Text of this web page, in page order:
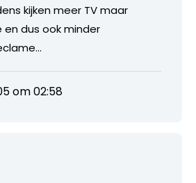
kijken meer TV maar
dus ook minder
om 02:58